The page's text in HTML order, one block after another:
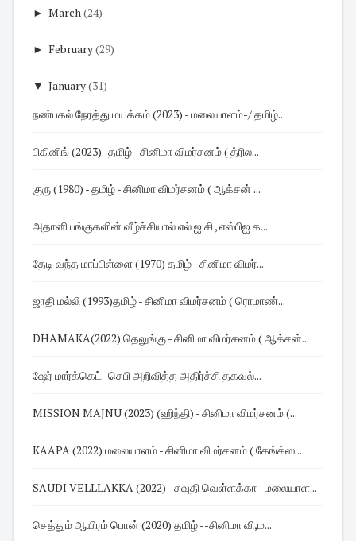
► March(24)
► February(29)
▼ January(31)
நண்பகல் நேரத்து மயக்கம் (2023) - மலையாளம்-/ தமிழ்...
பிகினிங் (2023) -தமிழ் - சினிமா விமர்சனம் ( த்ரில...
குரு (1980) - தமிழ் - சினிமா விமர்சனம் ( ஆக்சன் ...
அதானி பங்குகளின் வீழ்ச்சியால் எல் ஐ சி , எஸ்பிஐ க...
தேடி வந்த மாப்பிள்ளை (1970) தமிழ் - சினிமா விமர்...
ஜாதி மல்லி (1993)தமிழ் - சினிமா விமர்சனம் ( ரொமாண்...
DHAMAKA(2022) தெலுங்கு - சினிமா விமர்சனம் ( ஆக்சன்...
ஷேர் மார்க்கெட்- செபி அறிவித்த அதிர்ச்சி தகவல்...
MISSION MAJNU (2023) (ஹிந்தி) - சினிமா விமர்சனம் (...
KAAPA (2022) மலையாளம் - சினிமா விமர்சனம் ( கேங்க்ஸ...
SAUDI VELLLAKKA (2022) - சவுதி வெள்ளக்கா - மலையாள...
செத்தும் ஆயிரம் பொன் (2020) தமிழ் --சினிமா வி,ம...